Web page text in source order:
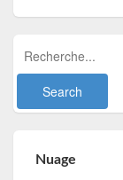
Nuage